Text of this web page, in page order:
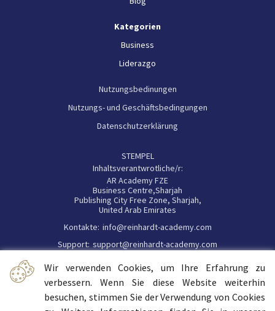
Wir verwenden Cookies, um Ihre Erfahrung zu
verbessern. Wenn Sie diese Website weiterhin
besuchen, stimmen Sie der Verwendung von Cookies
Kategorien
Business
Liderazgo
Nutzungsbedinungen
Nutzungs- und Geschäftsbedingungen
Datenschutzerklärung
STEMPEL
Inhaltsverantwrotliche/r:
AR Academy FZE
Business Centre,Sharjah
Publishing City Free Zone, Sharjah,
United Arab Emirates
Kontakte: info@reinhardt-academy.com
Support: support@reinhardt-academy.com
Handelsregisternummer: 191194
Haftungshinweis: Trotz sorgfältiger inhaltlicher Kontrolle übernehmen